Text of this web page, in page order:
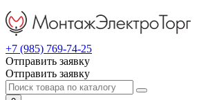
+7 (985) 769-74-25
Отправить заявку
Отправить заявку